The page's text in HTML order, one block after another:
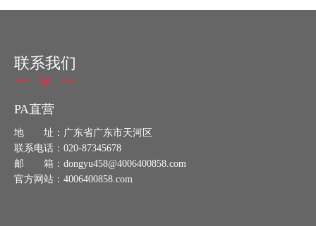
联系我们
PA直营
地 址：广东省广东市天河区
联系电话：020-87345678
邮 箱：dongyu458@4006400858.com
官方网站：4006400858.com